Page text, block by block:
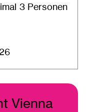
3 Personen
Vienna